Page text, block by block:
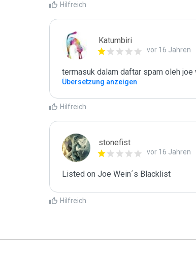
Hilfreich
Katumbiri
vor 16 Jahren
termasuk dalam daftar spam oleh joe
Übersetzung anzeigen
Hilfreich
stonefist
vor 16 Jahren
Listed on Joe Wein´s Blacklist
Hilfreich